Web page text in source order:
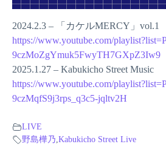
2024.2.3 – 「カケルMERCY」vol.1
https://www.youtube.com/
9czMoZgYmuk5FwyTH7GXpZ3Iw9
2025.1.27 – Kabukicho Street Music
https://www.youtube.com/
9czMqfS9j3rps_q3c5-jqltv2H
LIVE
野島樺乃 Kabukicho Street Live